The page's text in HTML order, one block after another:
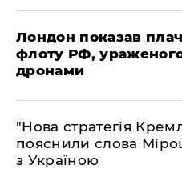
Лондон показав
флоту РФ,
дронами
"Нова стратегія
пояснили слова
з Україною